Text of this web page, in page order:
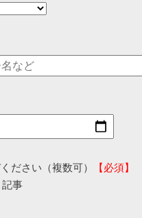
ださい（複数可）
【必須】
記事